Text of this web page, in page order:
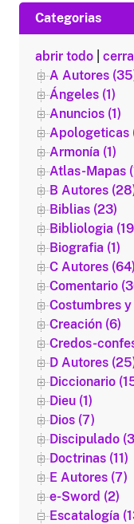
Categorias
abrir todo
A Autores
Ángeles (1)
Anuncios (1)
Apologeticas
Armonía (1)
Atlas-Mapas
B Autores
Biblias (23)
Bibliologia
Biografia (1)
C Autores (64)
Comentario
Costumbres y
Creación (6)
Credos-
D Autores
Diccionario
Dieu (1)
Dios (7)
Discipulado
Doctrinas (11)
E Autores (7)
e-Sword (2)
Escatalogía